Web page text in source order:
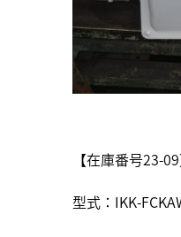
【在庫番号
型式：IKK-